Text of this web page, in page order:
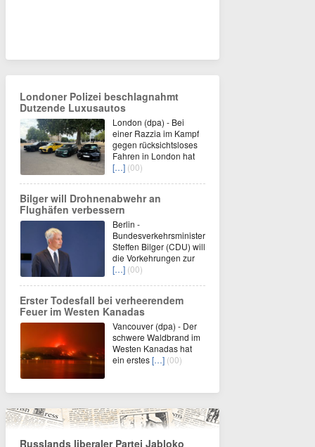
Londoner Polizei beschlagnahmt
Dutzende Luxusautos
London (dpa) - Bei
einer Razzia im Kampf
gegen rücksichtsloses
Fahren in London hat
[…] (00)
Bilger will Drohnenabwehr an
Flughäfen verbessern
Berlin -
Bundesverkehrsminister
Steffen Bilger (CDU) will
die Vorkehrungen zur
[…] (00)
Erster Todesfall bei verheerendem
Feuer im Westen Kanadas
Vancouver (dpa) - Der
schwere Waldbrand im
Westen Kanadas hat
ein erstes[…] (00)
Russlands liberaler Partei Jabloko